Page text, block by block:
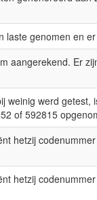
genomen en
aangerekend. Er
weinig werd
of 592815
hetzij
hetzij